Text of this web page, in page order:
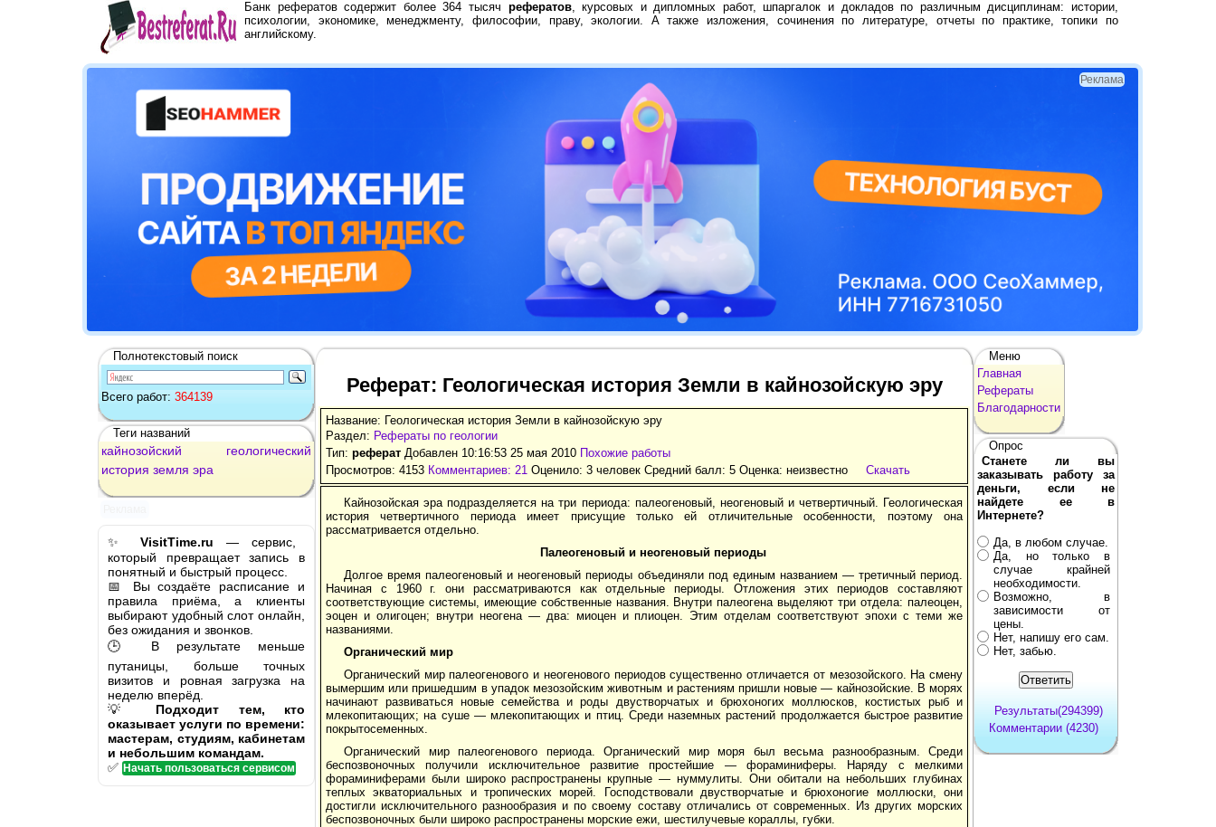
Банк рефератов содержит более 364 тысяч рефератов, курсовых и дипломных работ, шпаргалок и докладов по различным дисциплинам: истории,
психологии, экономике, менеджменту, философии, праву, экологии. А также изложения, сочинения по литературе, отчеты по практике, топики по
английскому.
Реклама
Полнотекстовый поиск
Всего работ: 364139
Теги названий
кайнозойский
геологический
история земля эра
✨ VisitTime.ru — сервис,
который превращает запись в
понятный и быстрый процесс.
📅 Вы создаёте расписание и
правила приёма, а клиенты
выбирают удобный слот онлайн,
без ожидания и звонков.
🕒 В результате меньше
путаницы, больше точных
визитов и ровная загрузка на
неделю вперёд.
💡 Подходит тем, кто
оказывает услуги по времени:
мастерам, студиям, кабинетам
и небольшим командам.
✅ Начать пользоваться сервисом
Реферат: Геологическая история Земли в кайнозойскую эру
Название: Геологическая история Земли в кайнозойскую эру
Раздел: Рефераты по геологии
Тип: реферат Добавлен 10:16:53 25 мая 2010 Похожие работы
Просмотров: 4153 Комментариев: 21 Оценило: 3 человек Средний балл: 5 Оценка: неизвестно Скачать
Кайнозойская эра подразделяется на три периода: палеогеновый, неогеновый и четвертичный. Геологическая
история четвертичного периода имеет присущие только ей отличительные особенности, поэтому она
рассматривается отдельно.
Палеогеновый и неогеновый периоды
Долгое время палеогеновый и неогеновый периоды объединяли под единым названием — третичный период.
Начиная с 1960 г. они рассматриваются как отдельные периоды. Отложения этих периодов составляют
соответствующие системы, имеющие собственные названия. Внутри палеогена выделяют три отдела: палеоцен,
эоцен и олигоцен; внутри неогена — два: миоцен и плиоцен. Этим отделам соответствуют эпохи с теми же
названиями.
Органический мир
Органический мир палеогенового и неогенового периодов существенно отличается от мезозойского. На смену
вымершим или пришедшим в упадок мезозойским животным и растениям пришли новые — кайнозойские. В морях
начинают развиваться новые семейства и роды двустворчатых и брюхоногих моллюсков, костистых рыб и
млекопитающих; на суше — млекопитающих и птиц. Среди наземных растений продолжается быстрое развитие
покрытосеменных.
Органический мир палеогенового периода. Органический мир моря был весьма разнообразным. Среди
беспозвоночных получили исключительное развитие простейшие — фораминиферы. Наряду с мелкими
фораминиферами были широко распространены крупные — нуммулиты. Они обитали на небольших глубинах
теплых экваториальных и тропических морей. Господствовали двустворчатые и брюхоногие моллюски, они
достигли исключительного разнообразия и по своему составу отличались от современных. Из других морских
беспозвоночных были широко распространены морские ежи, шестилучевые кораллы, губки.
Меню
Главная
Рефераты
Благодарности
Опрос
Станете ли вы
заказывать работу за
деньги, если не
найдете ее в
Интернете?
Да, в любом случае.
Да, но только в
случае крайней
необходимости.
Возможно, в
зависимости от
цены.
Нет, напишу его сам.
Нет, забью.
Результаты(294399)
Комментарии (4230)